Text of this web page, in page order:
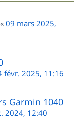
« 09 mars 2025,
févr. 2025, 11:16
Garmin 1040
2024, 12:40